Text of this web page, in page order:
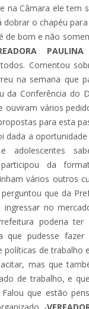
na Câmara ele tem
dobrar o chapéu
de bom e não
Comentou
na semana que
da Conferência do
ouviram vários
para esta
dada a
adolescentes
da
vários outros
que da
no
poderia
que pudesse
políticas de trabalho
mas que
de trabalho, e
que estão